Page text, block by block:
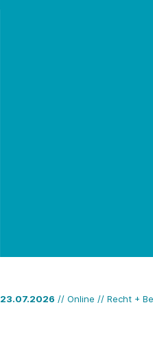
23.07.2026 // Online // Recht +